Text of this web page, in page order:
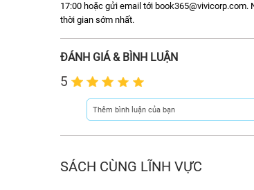
17:00 hoặc gửi email tới book365@vivicorp.com.
thời gian sớm nhất.
ĐÁNH GIÁ & BÌNH LUẬN
5
SÁCH CÙNG LĨNH VỰC